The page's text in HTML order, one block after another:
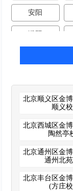
安阳
南宁
丰台区
北京顺义区金
顺义
北京西城区金
陶然亭
北京通州区金
通州北
北京丰台区金
(方庄